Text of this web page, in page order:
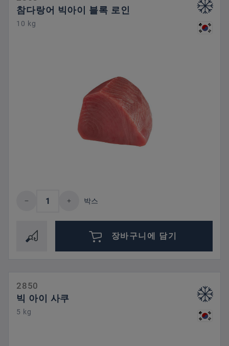
참다랑어 빅아이 블록 로인
10 kg
제품 수량: 원하는 값을 입력하거나 버튼
박스
장바구니에 담기
2850
빅 아이 사쿠
5 kg